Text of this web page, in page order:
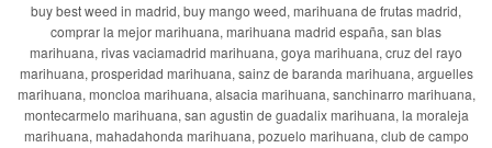
buy best weed in madrid, buy mango weed, marihuana de frutas madrid,
comprar la mejor marihuana, marihuana madrid españa, san blas
marihuana, rivas vaciamadrid marihuana, goya marihuana, cruz del rayo
marihuana, prosperidad marihuana, sainz de baranda marihuana, arguelles
marihuana, moncloa marihuana, alsacia marihuana, sanchinarro marihuana,
montecarmelo marihuana, san agustin de guadalix marihuana, la moraleja
marihuana, mahadahonda marihuana, pozuelo marihuana, club de campo